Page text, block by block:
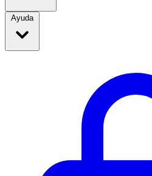
Ayuda